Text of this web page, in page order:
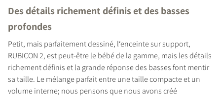
COMPARER LES PRODUITS
Des détails richement définis et des basses
profondes
Petit, mais parfaitement dessiné, l‘enceinte sur support,
RUBICON 2, est peut-être le bébé de la gamme, mais les détails
richement définis et la grande réponse des basses font mentir
sa taille. Le mélange parfait entre une taille compacte et un
volume interne; nous pensons que nous avons créé